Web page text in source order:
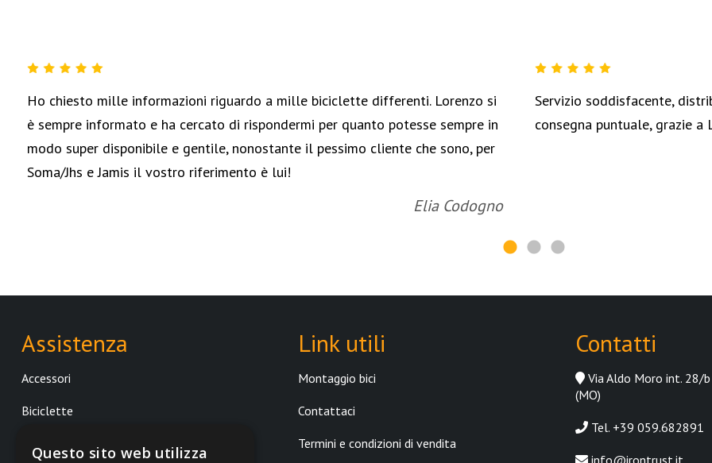
Ho chiesto mille informazioni riguardo a mille biciclette differenti. Lorenzo si
è sempre informato e ha cercato di rispondermi per quanto potesse sempre in
modo super disponibile e gentile, nonostante il pessimo cliente che sono, per
Soma/Jhs e Jamis il vostro riferimento è lui!
Elia Codogno
Servizio soddisfacente,
consegna puntuale, grazie a
Assistenza
Accessori
Biciclette
Link utili
Montaggio bici
Contattaci
Termini e condizioni di vendita
Contatti
Via Aldo Moro int. 28/
(MO)
Tel. +39 059.682891
info@irontrust.it
Questo sito web utilizza